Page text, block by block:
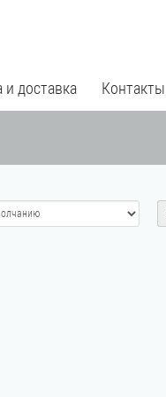
и доставка Контакты